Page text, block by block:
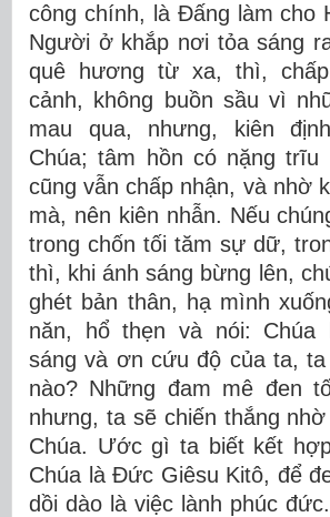
công chính, là Đấng làm cho
Người ở khắp nơi tỏa sáng
quê hương từ xa, thì, chấp
cảnh, không buồn sầu vì
mau qua, nhưng, kiên
Chúa; tâm hồn có nặng trĩu
cũng vẫn chấp nhận, và nhờ
mà, nên kiên nhẫn. Nếu
trong chốn tối tăm sự dữ,
thì, khi ánh sáng bừng lên,
ghét bản thân, hạ mình
năn, hổ thẹn và nói: Chúa
sáng và ơn cứu độ của ta,
nào? Những đam mê đen
nhưng, ta sẽ chiến thắng
Chúa. Ước gì ta biết kết
Chúa là Đức Giêsu Kitô, để
dồi dào là việc lành phúc